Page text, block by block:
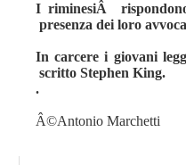
I riminesiÂ
presenza dei loro
In carcere i giovani
scritto Stephen King.
.
Â©Antonio Marchetti